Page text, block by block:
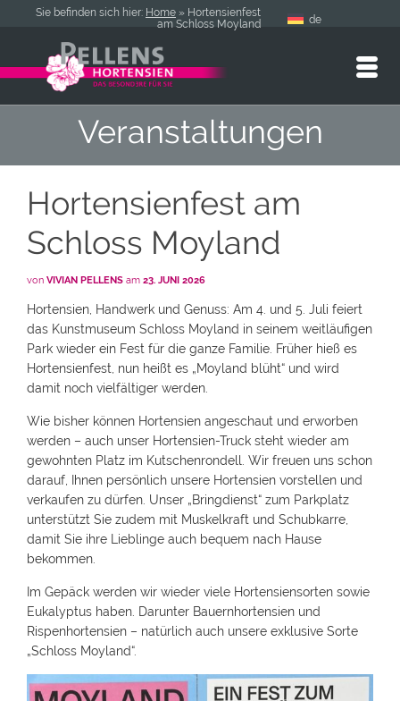
Sie befinden sich hier: Home » Hortensienfest
am Schloss Moyland
de
Veranstaltungen
Hortensienfest am
Schloss Moyland
von VIVIAN PELLENS am 23. JUNI 2026
Hortensien, Handwerk und Genuss: Am 4. und 5. Juli feiert
das Kunstmuseum Schloss Moyland in seinem weitläufigen
Park wieder ein Fest für die ganze Familie. Früher hieß es
Hortensienfest, nun heißt es „Moyland blüht“ und wird
damit noch vielfältiger werden.
Wie bisher können Hortensien angeschaut und erworben
werden – auch unser Hortensien-Truck steht wieder am
gewohnten Platz im Kutschenrondell. Wir freuen uns schon
darauf, Ihnen persönlich unsere Hortensien vorstellen und
verkaufen zu dürfen. Unser „Bringdienst“ zum Parkplatz
unterstützt Sie zudem mit Muskelkraft und Schubkarre,
damit Sie ihre Lieblinge auch bequem nach Hause
bekommen.
Im Gepäck werden wir wieder viele Hortensiensorten sowie
Eukalyptus haben. Darunter Bauernhortensien und
Rispenhortensien – natürlich auch unsere exklusive Sorte
„Schloss Moyland“.